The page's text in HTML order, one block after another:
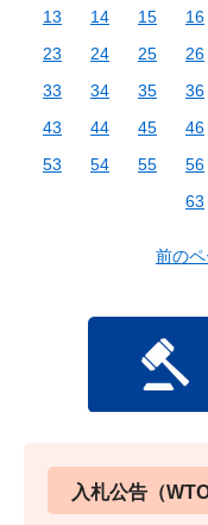
13
14 15 16
23
24 25 26
33
34 35 36
43
44 45 46
53
54 55 56
63
前の
入札公告（